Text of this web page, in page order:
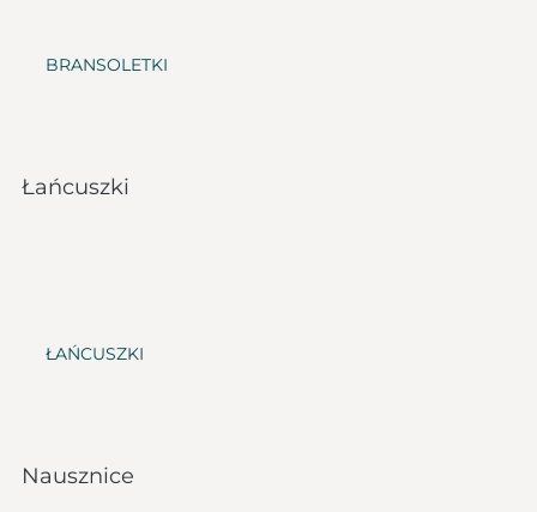
BRANSOLETKI
Łańcuszki
ŁAŃCUSZKI
Nausznice